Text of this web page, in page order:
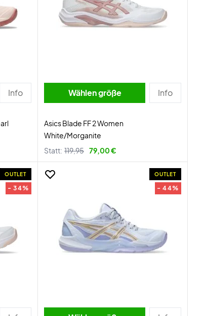
Info Wählen größe Info
Asics Blade FF 2 Women
White/Morganite
Statt: 119,95 79,00 €
OUTLET
- 34%
OUTLET
- 44%